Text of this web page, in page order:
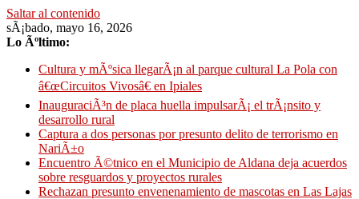
Saltar al contenido
sÃ¡bado, mayo 16, 2026
Lo Ãºltimo:
Cultura y mÃºsica llegarÃ¡n al parque cultural La Pola con
â€œCircuitos Vivosâ€ en Ipiales
InauguraciÃ³n de placa huella impulsarÃ¡ el trÃ¡nsito y
desarrollo rural
Captura a dos personas por presunto delito de terrorismo en
NariÃ±o
Encuentro Ã©tnico en el Municipio de Aldana deja acuerdos
sobre resguardos y proyectos rurales
Rechazan presunto envenenamiento de mascotas en Las Lajas